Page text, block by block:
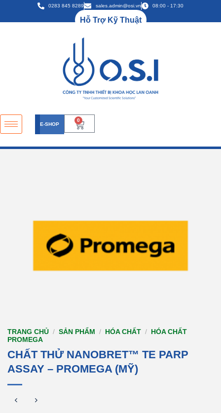
0283 845 8289 sales.admin@osi.vn 08:00 - 17:30
Hỗ Trợ Kỹ Thuật
E-SHOP
0
TRANG CHỦ / SẢN PHẨM / HÓA CHẤT /
HÓA CHẤT
PROMEGA
CHẤT THỬ NANOBRET™ TE PARP
ASSAY – PROMEGA (MỸ)